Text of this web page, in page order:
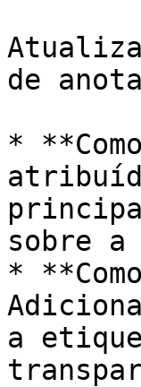
de
*
sobre a
*
a